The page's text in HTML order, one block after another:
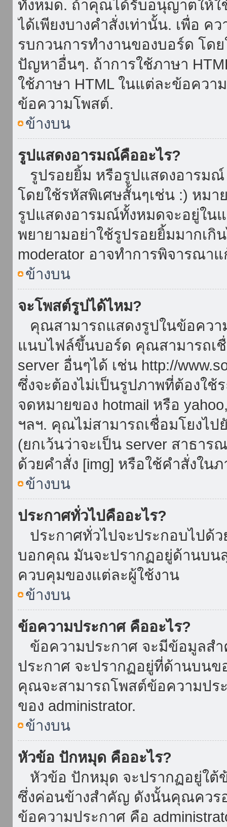
ทั้งหมด. ถ้าคุณได้รับอนุญาตให้ใ
ได้เพียงบางคำสั่งเท่านั้น. เพื่อ
รบกวนการทำงานของบอร์ด โด
ปัญหาอื่นๆ. ถ้าการใช้ภาษา
ใช้ภาษา HTML ในแต่ละข้อคว
ข้อความโพสต์.
ข้างบน
รูปแสดงอารมณ์คืออะไร?
รูปรอยยิ้ม หรือรูปแสดงอารมณ์
โดยใช้รหัสพิเศษสั้นๆเช่น :) หมา
รูปแสดงอารมณ์ทั้งหมดจะอยู่ใ
พยายามอย่าใช้รูปรอยยิ้มมากเกิ
moderator อาจทำการพิจารณา
ข้างบน
จะโพสต์รูปได้ไหม?
คุณสามารถแสดงรูปในข้อคว
แนบไฟล์ขึ้นบอร์ด คุณสามารถเชื่
server อื่นๆได้ เช่น http://
ซึ่งจะต้องไม่เป็นรูปภาพที่ต้องใ
จดหมายของ hotmail หรือ
ฯลฯ. คุณไม่สามารถเชื่อมโยงไ
(ยกเว้นว่าจะเป็น server สาธาร
ด้วยคำสั่ง [img] หรือใช้คำสั่งใ
ข้างบน
ประกาศทั่วไปคืออะไร?
ประกาศทั่วไปจะประกอบไปด้
บอกคุณ มันจะปรากฏอยู่ด้านบน
ควบคุมของแต่ละผู้ใช้งาน
ข้างบน
ข้อความประกาศ คืออะไร?
ข้อความประกาศ จะมีข้อมูลส
ประกาศ จะปรากฏอยู่ที่ด้านบนข
คุณจะสามารถโพสต์ข้อความป
ของ administrator.
ข้างบน
หัวข้อ ปักหมุด คืออะไร?
หัวข้อ ปักหมุด จะปรากฏอยู่ใต้
ซึ่งค่อนข้างสำคัญ ดังนั้นคุณควร
ข้อความประกาศ คือ